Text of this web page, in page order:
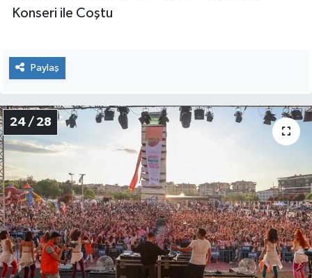
Konseri ile Coştu
Paylaş
24 / 28